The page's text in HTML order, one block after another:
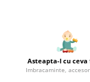
Accesorii
Biciclete fara pedale
Asteapta-l cu ceva
Imbracaminte,